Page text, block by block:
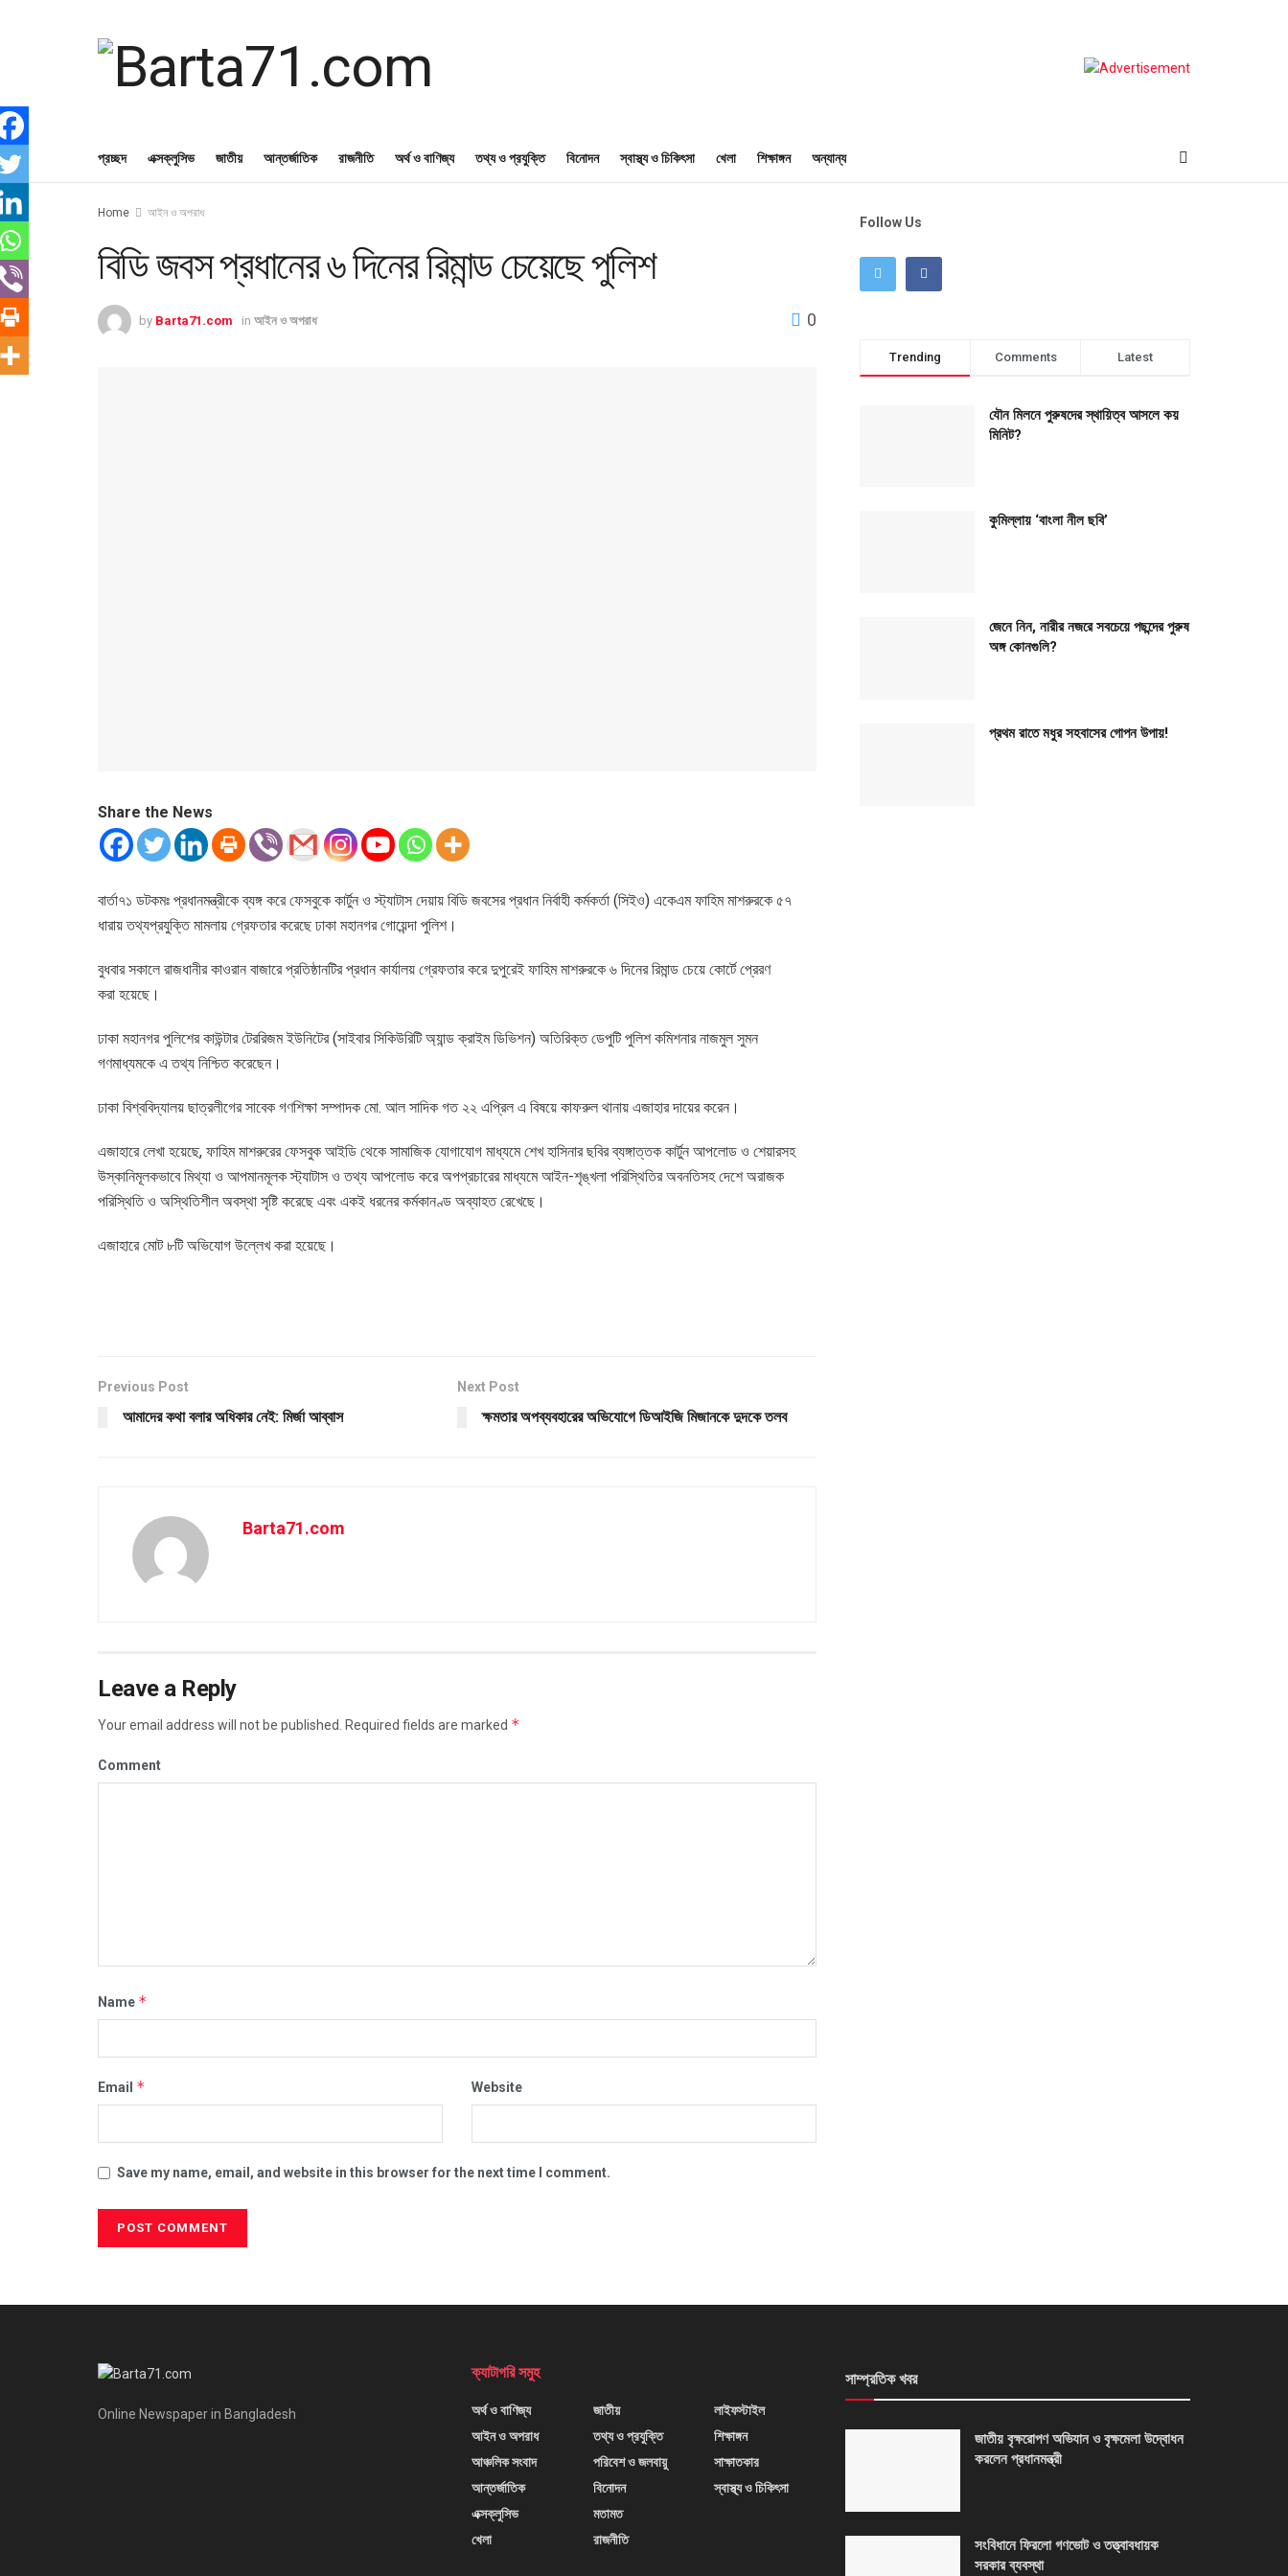
প্রচ্ছদ এক্সক্লুসিভ জাতীয় আন্তর্জাতিক রাজনীতি অর্থ ও বাণিজ্য তথ্য ও প্রযুক্তি বিনোদন স্বাস্থ্য ও চিকিৎসা খেলা শিক্ষাঙ্গন অন্যান্য
Home আইন ও অপরাধ
বিডি জবস প্রধানের ৬ দিনের রিমান্ড চেয়েছে পুলিশ
by Barta71.com in আইন ও অপরাধ 0
Share the News
বার্তা৭১ ডটকমঃ প্রধানমন্ত্রীকে ব্যঙ্গ করে ফেসবুকে কার্টুন ও স্ট্যাটাস দেয়ায় বিডি জবসের প্রধান নির্বাহী কর্মকর্তা (সিইও) একেএম ফাহিম মাশরুরকে ৫৭
ধারায় তথ্যপ্রযুক্তি মামলায় গ্রেফতার করেছে ঢাকা মহানগর গোয়েন্দা পুলিশ।
বুধবার সকালে রাজধানীর কাওরান বাজারে প্রতিষ্ঠানটির প্রধান কার্যালয় গ্রেফতার করে দুপুরেই ফাহিম মাশরুরকে ৬ দিনের রিমান্ড চেয়ে কোর্টে প্রেরণ
করা হয়েছে।
ঢাকা মহানগর পুলিশের কাউন্টার টেররিজম ইউনিটের (সাইবার সিকিউরিটি অ্যান্ড ক্রাইম ডিভিশন) অতিরিক্ত ডেপুটি পুলিশ কমিশনার নাজমুল সুমন
গণমাধ্যমকে এ তথ্য নিশ্চিত করেছেন।
ঢাকা বিশ্ববিদ্যালয় ছাত্রলীগের সাবেক গণশিক্ষা সম্পাদক মো. আল সাদিক গত ২২ এপ্রিল এ বিষয়ে কাফরুল থানায় এজাহার দায়ের করেন।
এজাহারে লেখা হয়েছে, ফাহিম মাশরুরের ফেসবুক আইডি থেকে সামাজিক যোগাযোগ মাধ্যমে শেখ হাসিনার ছবির ব্যঙ্গাত্তক কার্টুন আপলোড ও শেয়ারসহ
উস্কানিমূলকভাবে মিথ্যা ও আপমানমূলক স্ট্যাটাস ও তথ্য আপলোড করে অপপ্রচারের মাধ্যমে আইন-শৃঙ্খলা পরিস্থিতির অবনতিসহ দেশে অরাজক
পরিস্থিতি ও অস্থিতিশীল অবস্থা সৃষ্টি করেছে এবং একই ধরনের কর্মকানণ্ড অব্যাহত রেখেছে।
এজাহারে মোট ৮টি অভিযোগ উল্লেখ করা হয়েছে।
Previous Post
আমাদের কথা বলার অধিকার নেই: মির্জা আব্বাস
Next Post
ক্ষমতার অপব্যবহারের অভিযোগে ডিআইজি মিজানকে দুদকে তলব
Barta71.com
Leave a Reply
Your email address will not be published. Required fields are marked *
Comment
Name *
Email * Website
Save my name, email, and website in this browser for the next time I comment.
Follow Us
Trending Comments Latest
যৌন মিলনে পুরুষদের স্থায়িত্ব আসলে কয়
মিনিট?
কুমিল্লায় ‘বাংলা নীল ছবি’
জেনে নিন, নারীর নজরে সবচেয়ে পছন্দের পুরুষ
অঙ্গ কোনগুলি?
প্রথম রাতে মধুর সহবাসের গোপন উপায়!
Online Newspaper in Bangladesh
ক্যাটাগরি সমুহ
অর্থ ও বাণিজ্য
আইন ও অপরাধ
আঞ্চলিক সংবাদ
আন্তর্জাতিক
এক্সক্লুসিভ
খেলা
জাতীয়
তথ্য ও প্রযুক্তি
পরিবেশ ও জলবায়ু
বিনোদন
মতামত
রাজনীতি
লাইফস্টাইল
শিক্ষাঙ্গন
সাক্ষাতকার
স্বাস্থ্য ও চিকিৎসা
সাম্প্রতিক খবর
জাতীয় বৃক্ষরোপণ অভিযান ও বৃক্ষমেলা উদ্বোধন
করলেন প্রধানমন্ত্রী
সংবিধানে ফিরলো গণভোট ও তত্ত্বাবধায়ক
সরকার ব্যবস্থা